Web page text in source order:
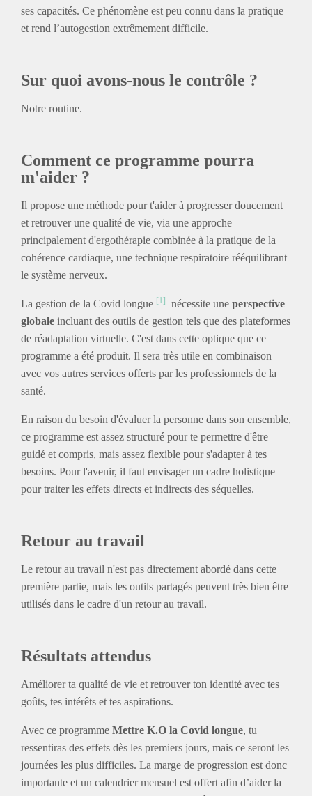
ses capacités. Ce phénomène est peu connu dans la pratique
et rend l’autogestion extrêmement difficile.
Sur quoi avons-nous le contrôle ?
Notre routine.
Comment ce programme pourra
m'aider ?
Il propose une méthode pour t'aider à progresser doucement
et retrouver une qualité de vie, via une approche
principalement d'ergothérapie combinée à la pratique de la
cohérence cardiaque, une technique respiratoire rééquilibrant
le système nerveux.
La gestion de la Covid longue [1] nécessite une perspective
globale incluant des outils de gestion tels que des plateformes
de réadaptation virtuelle. C'est dans cette optique que ce
programme a été produit. Il sera très utile en combinaison
avec vos autres services offerts par les professionnels de la
santé.
En raison du besoin d'évaluer la personne dans son ensemble,
ce programme est assez structuré pour te permettre d'être
guidé et compris, mais assez flexible pour s'adapter à tes
besoins. Pour l'avenir, il faut envisager un cadre holistique
pour traiter les effets directs et indirects des séquelles.
Retour au travail
Le retour au travail n'est pas directement abordé dans cette
première partie, mais les outils partagés peuvent très bien être
utilisés dans le cadre d'un retour au travail.
Résultats attendus
Améliorer ta qualité de vie et retrouver ton identité avec tes
goûts, tes intérêts et tes aspirations.
Avec ce programme Mettre K.O la Covid longue, tu
ressentiras des effets dès les premiers jours, mais ce seront les
journées les plus difficiles. La marge de progression est donc
importante et un calendrier mensuel est offert afin d’aider la